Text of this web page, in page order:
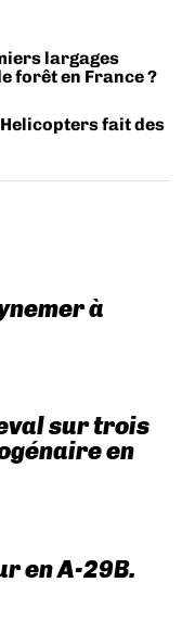
largages
forêt en France ?
fait des
à
sur trois
en
en A-29B.